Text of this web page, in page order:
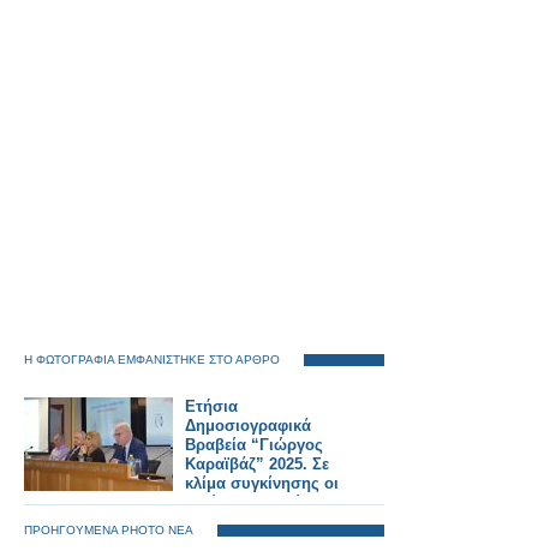
Η ΦΩΤΟΓΡΑΦΙΑ ΕΜΦΑΝΙΣΤΗΚΕ ΣΤΟ ΑΡΘΡΟ
Ετήσια
Δημοσιογραφικά
Βραβεία “Γιώργος
Καραϊβάζ” 2025. Σε
κλίμα συγκίνησης οι
πρώτες βραβεύσεις
δημοσιογράφων από
το SILVER ALERT
ΠΡΟΗΓΟΥΜΕΝΑ PHOTO ΝΕΑ